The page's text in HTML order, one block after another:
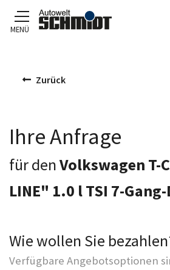
MENÜ
Zurück
Ihre Anfrage
für denVolkswagen T-
LINE" 1.0 l TSI 7-Gang-
Wie wollen Sie
Verfügbare Angebotsoptionen